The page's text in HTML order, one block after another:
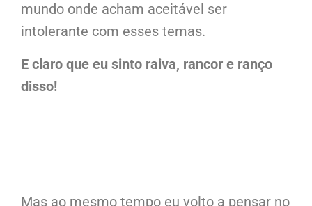
mundo onde acham aceitável ser
intolerante com esses temas.
E claro que eu sinto raiva, rancor e ranço
disso!
Mas ao mesmo tempo eu volto a pensar no